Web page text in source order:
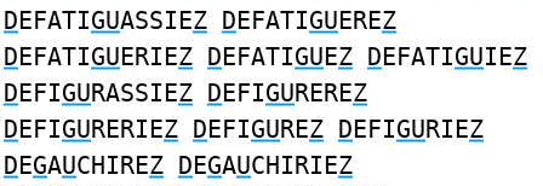
DEFATIGUASSIEZ DEFATIGUEREZ
DEFATIGUERIEZ DEFATIGUEZ DEFATIGUIEZ
DEFIGURASSIEZ DEFIGUREREZ
DEFIGURERIEZ DEFIGUREZ DEFIGURIEZ
DEGAUCHIREZ DEGAUCHIRIEZ